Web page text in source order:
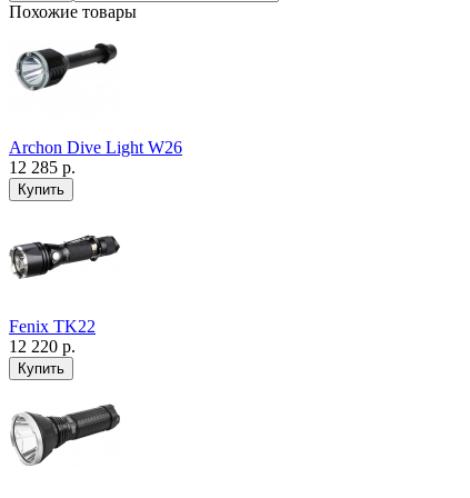
Похожие товары
Archon Dive Light W26
12 285 р.
Fenix TK22
12 220 р.